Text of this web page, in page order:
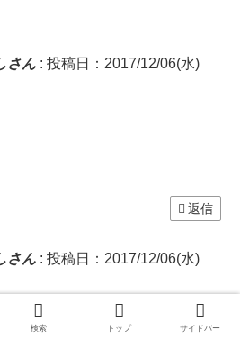
さん : 投稿日：2017/12/06(水)
返信
さん : 投稿日：2017/12/06(水)
へ押しやっていく
検索 トップ サイドバー